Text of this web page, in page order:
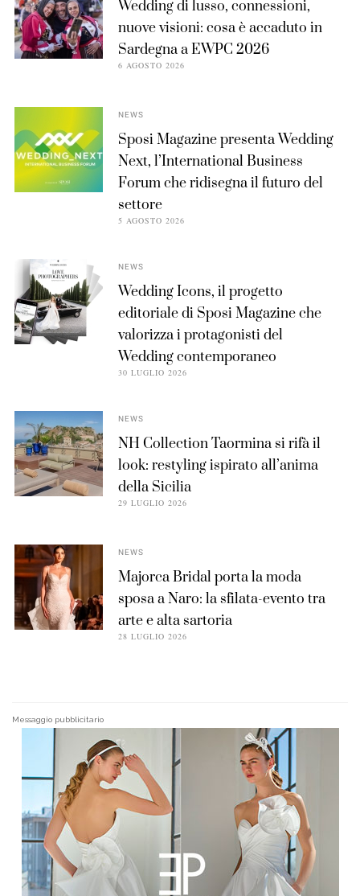
Wedding di lusso, connessioni,
nuove visioni: cosa è accaduto in
Sardegna a EWPC 2026
6 AGOSTO 2026
NEWS
Sposi Magazine presenta Wedding
Next, l’International Business
Forum che ridisegna il futuro del
settore
5 AGOSTO 2026
NEWS
Wedding Icons, il progetto
editoriale di Sposi Magazine che
valorizza i protagonisti del
Wedding contemporaneo
30 LUGLIO 2026
NEWS
NH Collection Taormina si rifà il
look: restyling ispirato all’anima
della Sicilia
29 LUGLIO 2026
NEWS
Majorca Bridal porta la moda
sposa a Naro: la sfilata-evento tra
arte e alta sartoria
28 LUGLIO 2026
Messaggio pubblicitario